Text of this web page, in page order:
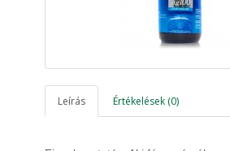
Leírás Értékelések (0)